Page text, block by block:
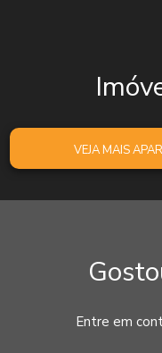
VEJA MAIS
Entre em